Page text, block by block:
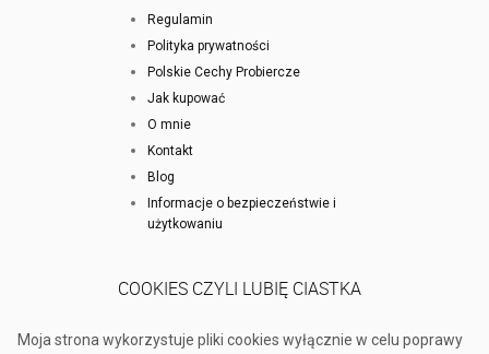
Regulamin
Polityka prywatności
Polskie Cechy Probiercze
Jak kupować
O mnie
Kontakt
Blog
Informacje o bezpieczeństwie i
użytkowaniu
COOKIES CZYLI LUBIĘ CIASTKA
Moja strona wykorzystuje pliki cookies wyłącznie w celu poprawy